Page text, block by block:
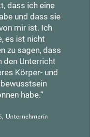
dass ich eine
und dass sie
mir ist. Ich
es ist nicht
zu sagen, dass
den Unterricht
Körper- und
habe.“
Unternehmerin